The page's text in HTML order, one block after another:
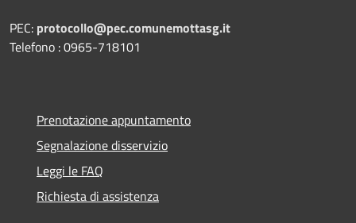
PEC: protocollo@pec.comunemottasg.it
Telefono : 0965-718101
Prenotazione appuntamento
Segnalazione disservizio
Leggi le FAQ
Richiesta di assistenza